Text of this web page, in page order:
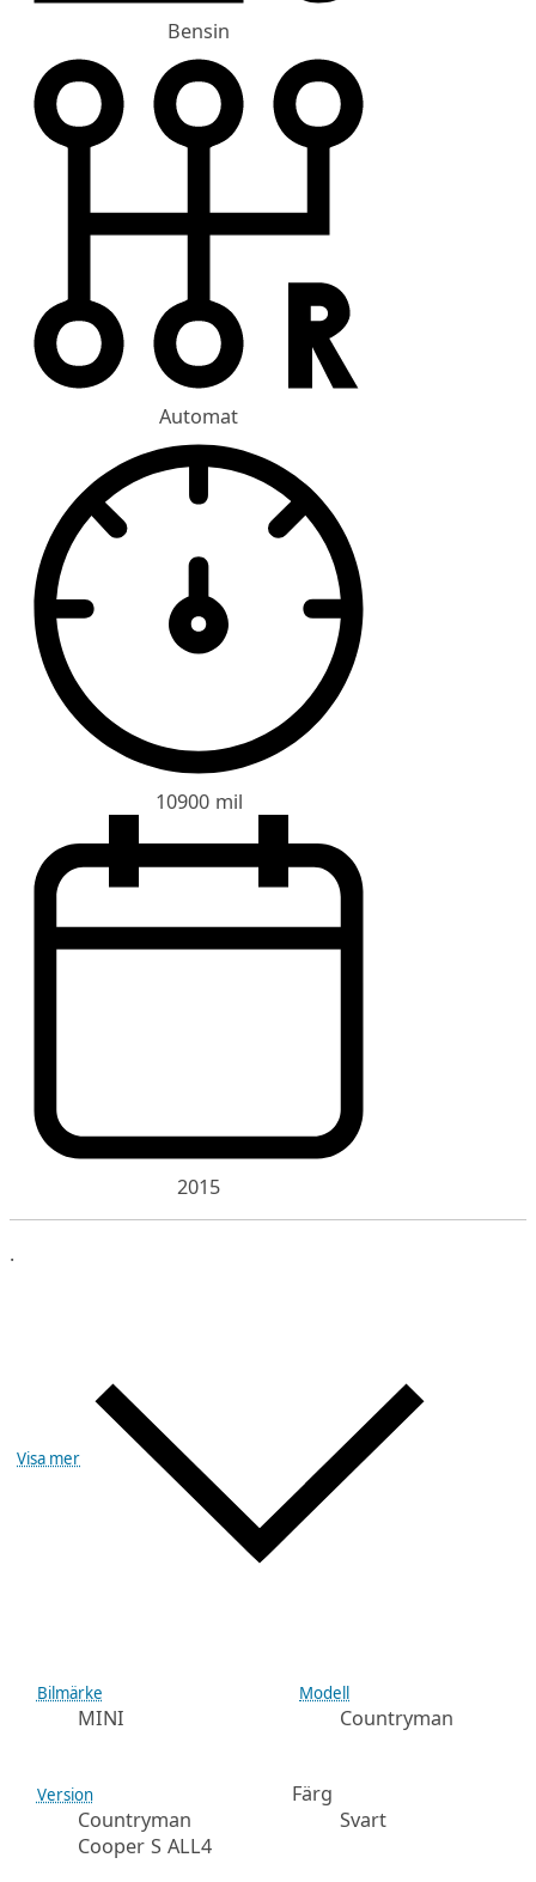
Bensin
Automat
10900 mil
2015
.
Visa mer
Bilmärke
MINI
Modell
Countryman
Version
Countryman
Cooper S ALL4
Färg
Svart